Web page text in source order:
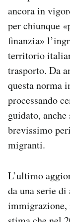
ancora in
per chiunque
finanzia»
territorio
trasporto. Da
questa norma
processando
guidato,
brevissimo
migranti.
L’ultimo
da una serie
immigrazione,